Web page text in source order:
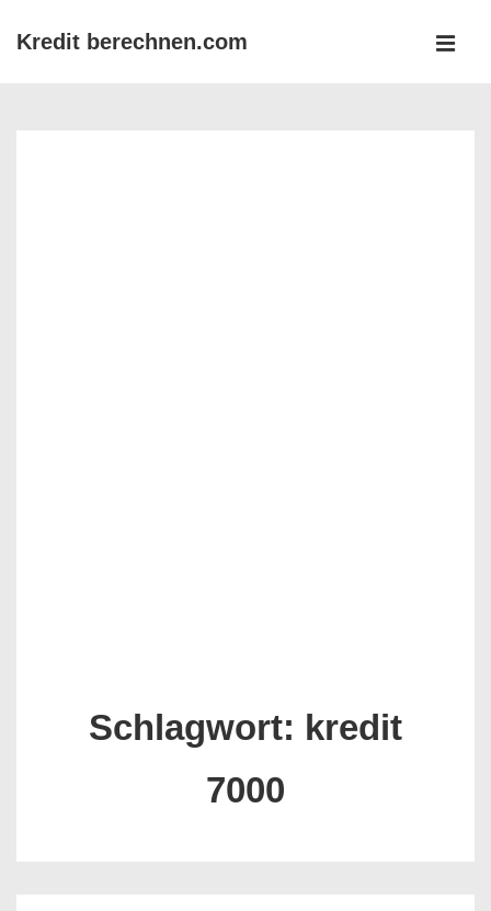
ZumKredit berechnen.com
Schlagwort: kredit
7000